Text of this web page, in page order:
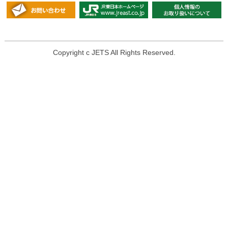
Copyright c JETS All Rights Reserved.